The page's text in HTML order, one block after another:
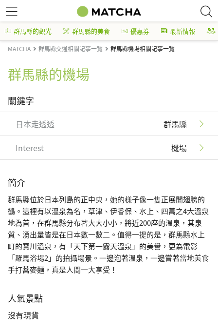
群馬縣的觀光 群馬縣的美食 優惠券 最新情報
MATCHA 群馬縣交通相關記事一覽 群馬縣機場相關記事一覽
群馬縣的機場
關鍵字
日本走透透 群馬縣
Interest 機場
簡介
群馬縣位於日本列島的正中央，她的樣子像一隻正展開翅膀的
鶴。這裡有以溫泉為名，草津、伊香保、水上、四萬之4大溫泉
地為首，在群馬縣分布著大大小小，將近200座的溫泉，其泉
質、湧出量皆是在日本數一數二。值得一提的是，群馬縣水上
町的寶川溫泉，有「天下第一露天溫泉」的美譽，更為電影
「羅馬浴場2」的拍攝場景。一邊泡著溫泉，一邊嘗著當地美食
手打蕎麥麵，真是人間一大享受！
人氣景點
沒有現貨